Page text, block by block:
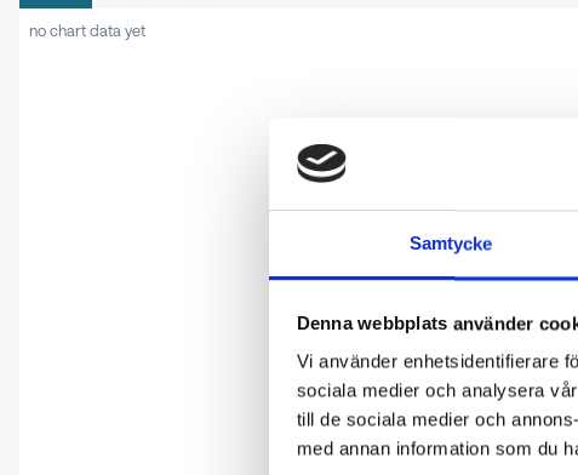
Samtycke
Denna webbplats använder
Vi använder enhetsidentifierare
sociala medier och analysera
till de sociala medier och
med annan information som du
no chart data yet